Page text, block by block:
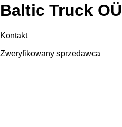
Baltic Truck OÜ
Kontakt
Zweryfikowany sprzedawca